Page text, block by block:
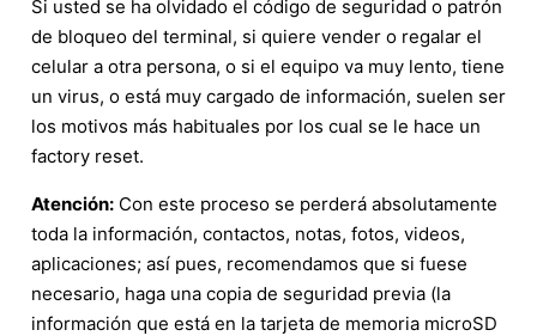
Si usted se ha olvidado el código de seguridad o patrón
de bloqueo del terminal, si quiere vender o regalar el
celular a otra persona, o si el equipo va muy lento, tiene
un virus, o está muy cargado de información, suelen ser
los motivos más habituales por los cual se le hace un
factory reset.
Atención: Con este proceso se perderá absolutamente
toda la información, contactos, notas, fotos, videos,
aplicaciones; así pues, recomendamos que si fuese
necesario, haga una copia de seguridad previa (la
información que está en la tarjeta de memoria microSD